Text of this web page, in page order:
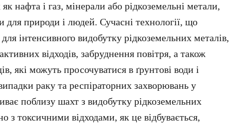
нафта і газ, мінерали або рідкоземельні метали,
для природи і людей. Сучасні технології, що
інтенсивного видобутку рідкоземельних металів,
відходів, забруднення повітря, а також
які можуть просочуватися в ґрунтові води і
раку та респіраторних захворювань у
поблизу шахт з видобутку рідкоземельних
з токсичними відходами, як це відбувається,